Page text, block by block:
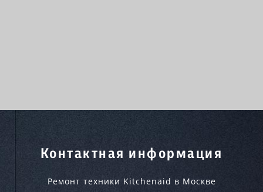
Контактная информация
Ремонт техники Kitchenaid в Москве